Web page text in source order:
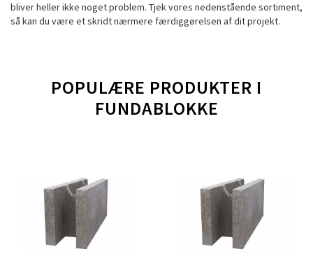
bliver heller ikke noget problem. Tjek vores nedenstående sortiment,
så kan du være et skridt nærmere færdiggørelsen af dit projekt.
POPULÆRE PRODUKTER I
FUNDABLOKKE